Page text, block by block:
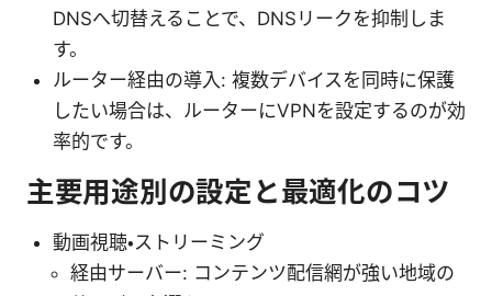
DNSへ切替えることで、DNSリークを抑制しま
す。
ルーター経由の導入: 複数デバイスを同時に保護
したい場合は、ルーターにVPNを設定するのが効
率的です。
主要用途別の設定と最適化のコツ
動画視聴・ストリーミング
経由サーバー: コンテンツ配信網が強い地域の